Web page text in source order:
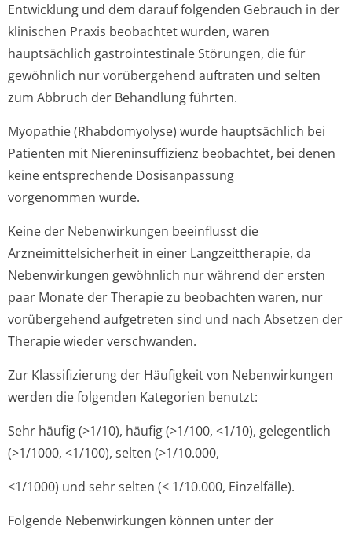
Entwicklung und dem darauf folgenden Gebrauch in der
klinischen Praxis beobachtet wurden, waren
hauptsächlich gastrointestinale Störungen, die für
gewöhnlich nur vorübergehend auftraten und selten
zum Abbruch der Behandlung führten.
Myopathie (Rhabdomyolyse) wurde hauptsächlich bei
Patienten mit Niereninsuffizienz beobachtet, bei denen
keine entsprechende Dosisanpassung
vorgenommen wurde.
Keine der Nebenwirkungen beeinflusst die
Arzneimittelsicher­heit in einer Langzeittherapie, da
Nebenwirkungen gewöhnlich nur während der ersten
paar Monate der Therapie zu beobachten waren, nur
vorübergehend aufgetreten sind und nach Absetzen der
Therapie wieder verschwanden.
Zur Klassifizierung der Häufigkeit von Nebenwirkungen
werden die folgenden Kategorien benutzt:
Sehr häufig (>1/10), häufig (>1/100, <1/10), gelegentlich
(>1/1000, <1/100), selten (>1/10.000,
<1/1000) und sehr selten (< 1/10.000, Einzelfälle).
Folgende Nebenwirkungen können unter der